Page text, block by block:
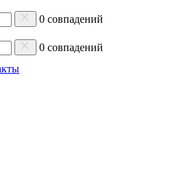
0 совпадений
0 совпадений